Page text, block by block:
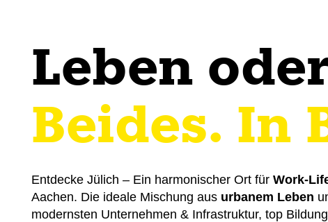
Leben
Beides. In
Entdecke Jülich – Ein harmonischer Ort für Work-
Aachen. Die ideale Mischung aus urbanem Leben
modernsten Unternehmen & Infrastruktur, top